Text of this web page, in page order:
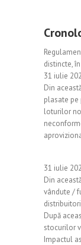
distincte,
31 iulie
Din
plasate pe
loturilor
31 iulie
Din
vândute /
După
stocurilor
Impactul